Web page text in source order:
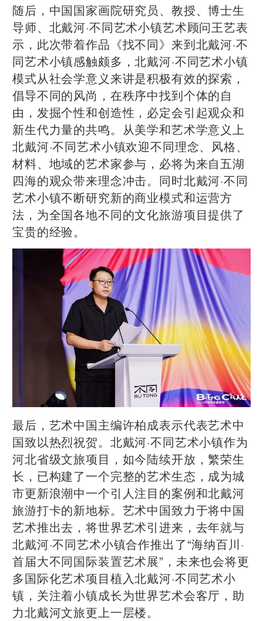
随后，中国国家画院研究员、教授、博士生
导师、北戴河·不同艺术小镇艺术顾问王艺表
示，此次带着作品《找不同》来到北戴河·不
同艺术小镇感触颇多，北戴河·不同艺术小镇
模式从社会学意义来讲是积极有效的探索，
倡导不同的风尚，在秩序中找到个体的自
由，发掘个性和创造性，必定会引起观众和
新生代力量的共鸣。从美学和艺术学意义上
北戴河·不同艺术小镇欢迎不同理念、风格、
材料、地域的艺术家参与，必将为来自五湖
四海的观众带来理念冲击。同时北戴河·不同
艺术小镇不断研究新的商业模式和运营方
法，为全国各地不同的文化旅游项目提供了
宝贵的经验。
最后，艺术中国主编许柏成表示代表艺术中
国致以热烈祝贺。北戴河·不同艺术小镇作为
河北省级文旅项目，如今陆续开放，繁荣生
长，已构建了一个完整的艺术生态，成为城
市更新浪潮中一个引人注目的案例和北戴河
旅游打卡的新地标。艺术中国致力于将中国
艺术推出去，将世界艺术引进来，去年就与
北戴河·不同艺术小镇合作推出了“海纳百川·
首届大不同国际装置艺术展”，未来也会将更
多国际化艺术项目植入北戴河·不同艺术小
镇，关注着小镇成长为世界艺术会客厅，助
力北戴河文旅更上一层楼。